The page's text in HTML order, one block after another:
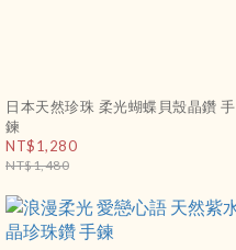
日本天然珍珠 柔光蝴蝶貝殼晶鑽 手
鍊
NT$1,280
NT$1,480